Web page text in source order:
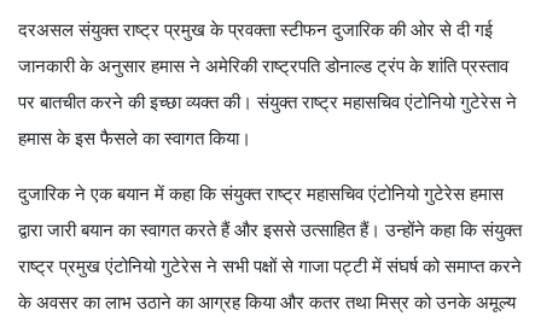
दरअसल संयुक्त राष्ट्र प्रमुख के प्रवक्ता स्टीफन दुजारिक की ओर से दी गई
जानकारी के अनुसार हमास ने अमेरिकी राष्ट्रपति डोनाल्ड ट्रंप के शांति प्रस्ताव
पर बातचीत करने की इच्छा व्यक्त की। संयुक्त राष्ट्र महासचिव एंटोनियो गुटेरेस ने
हमास के इस फैसले का स्वागत किया।
दुजारिक ने एक बयान में कहा कि संयुक्त राष्ट्र महासचिव एंटोनियो गुटेरेस हमास
द्वारा जारी बयान का स्वागत करते हैं और इससे उत्साहित हैं। उन्होंने कहा कि संयुक्त
राष्ट्र प्रमुख एंटोनियो गुटेरेस ने सभी पक्षों से गाजा पट्टी में संघर्ष को समाप्त करने
के अवसर का लाभ उठाने का आग्रह किया और कतर तथा मिस्र को उनके अमूल्य